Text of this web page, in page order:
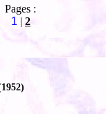
Pages :
1 | 2